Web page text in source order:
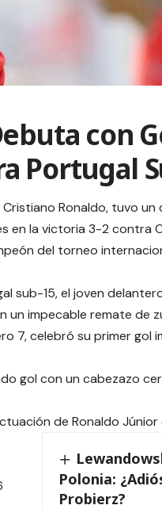
con
Portugal
Ronaldo, tuvo
en la victoria 3-2 contra
del torneo
sub-15, el joven
un impecable remate de
7, celebró su primer gol
gol con un cabezazo
de Ronaldo Júnior
Polonia:
Probierz?